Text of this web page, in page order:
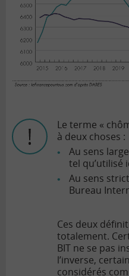
Le terme «
à deux choses :
Au sens
tel qu’utilisé
Au sens
Bureau
Ces deux
totalement.
BIT ne se pas
l’inverse,
considérés